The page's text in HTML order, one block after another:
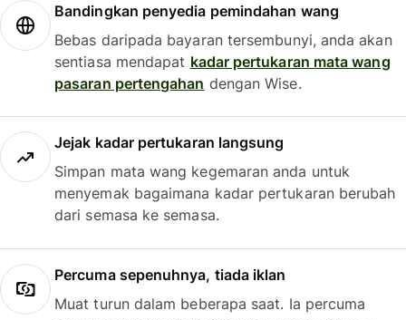
Bandingkan penyedia pemindahan wang
Bebas daripada bayaran tersembunyi, anda akan
sentiasa mendapat kadar pertukaran mata wang
pasaran pertengahan dengan Wise.
Jejak kadar pertukaran langsung
Simpan mata wang kegemaran anda untuk
menyemak bagaimana kadar pertukaran berubah
dari semasa ke semasa.
Percuma sepenuhnya, tiada iklan
Muat turun dalam beberapa saat. Ia percuma